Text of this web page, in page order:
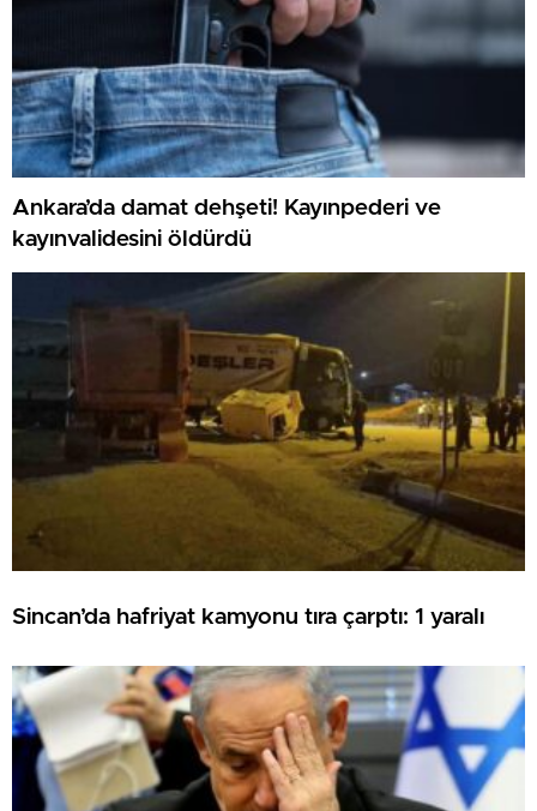
Ankara’da damat dehşeti! Kayınpederi ve
kayınvalidesini öldürdü
Sincan’da hafriyat kamyonu tıra çarptı: 1 yaralı